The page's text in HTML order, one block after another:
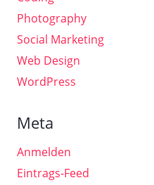
Photography
Social Marketing
Web Design
WordPress
Meta
Anmelden
Eintrags-Feed